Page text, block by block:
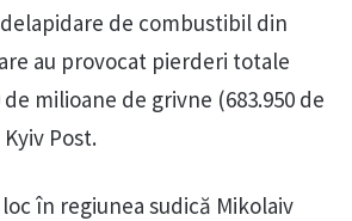
de combustibil din
au provocat pierderi totale
milioane de grivne (683.950 de
Post.
în regiunea sudică Mikolaiv